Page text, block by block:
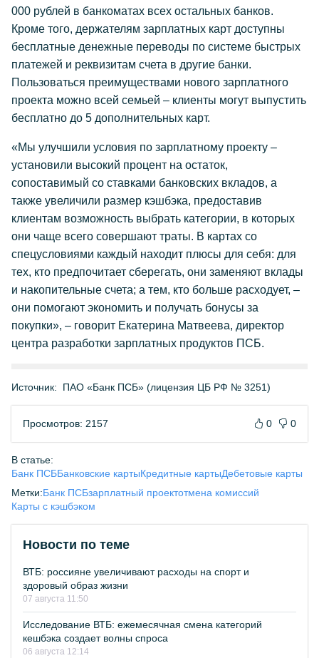
000 рублей в банкоматах всех остальных банков.
Кроме того, держателям зарплатных карт доступны
бесплатные денежные переводы по системе быстрых
платежей и реквизитам счета в другие банки.
Пользоваться преимуществами нового зарплатного
проекта можно всей семьей – клиенты могут выпустить
бесплатно до 5 дополнительных карт.
«Мы улучшили условия по зарплатному проекту –
установили высокий процент на остаток,
сопоставимый со ставками банковских вкладов, а
также увеличили размер кэшбэка, предоставив
клиентам возможность выбрать категории, в которых
они чаще всего совершают траты. В картах со
спецусловиями каждый находит плюсы для себя: для
тех, кто предпочитает сберегать, они заменяют вклады
и накопительные счета; а тем, кто больше расходует, –
они помогают экономить и получать бонусы за
покупки», – говорит Екатерина Матвеева, директор
центра разработки зарплатных продуктов ПСБ.
Источник: ПАО «Банк ПСБ» (лицензия ЦБ РФ № 3251)
Просмотров: 2157 0 0
В статье:
Банк ПСББанковские картыКредитные картыДебетовые карты
Метки:Банк ПСБзарплатный проектотмена комиссий
Карты с кэшбэком
Новости по теме
ВТБ: россияне увеличивают расходы на спорт и
здоровый образ жизни
07 августа 11:50
Исследование ВТБ: ежемесячная смена категорий
кешбэка создает волны спроса
06 августа 12:14